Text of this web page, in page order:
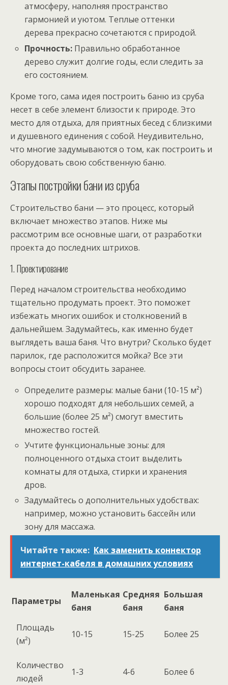
атмосферу, наполняя пространство
гармонией и уютом. Теплые оттенки
дерева прекрасно сочетаются с природой.
Прочность: Правильно обработанное
дерево служит долгие годы, если следить за
его состоянием.
Кроме того, сама идея построить баню из сруба
несет в себе элемент близости к природе. Это
место для отдыха, для приятных бесед с близкими
и душевного единения с собой. Неудивительно,
что многие задумываются о том, как построить и
оборудовать свою собственную баню.
Этапы постройки бани из сруба
Строительство бани — это процесс, который
включает множество этапов. Ниже мы
рассмотрим все основные шаги, от разработки
проекта до последних штрихов.
1. Проектирование
Перед началом строительства необходимо
тщательно продумать проект. Это поможет
избежать многих ошибок и столкновений в
дальнейшем. Задумайтесь, как именно будет
выглядеть ваша баня. Что внутри? Сколько будет
парилок, где расположится мойка? Все эти
вопросы стоит обсудить заранее.
Определите размеры: малые бани (10-15 м²)
хорошо подходят для небольших семей, а
большие (более 25 м²) смогут вместить
множество гостей.
Учтите функциональные зоны: для
полноценного отдыха стоит выделить
комнаты для отдыха, стирки и хранения
дров.
Задумайтесь о дополнительных удобствах:
например, можно установить бассейн или
зону для массажа.
Читайте также: Как заменить коннектор
интернет-кабеля в домашних условиях
Параметры
Маленькая
баня
Средняя
баня
Большая
баня
Площадь
(м²)
10-15 15-25 Более 25
Количество
людей
1-3 4-6 Более 6